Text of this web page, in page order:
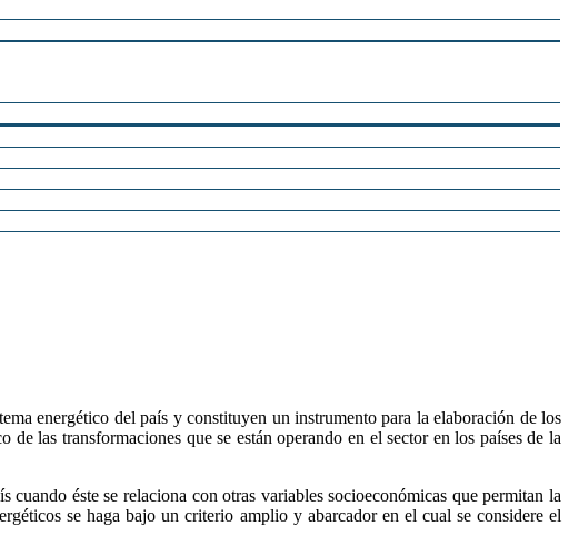
energético del país y constituyen un instrumento para la elaboración de los
las transformaciones que se están operando en el sector en los países de la
éste se relaciona con otras variables socioeconómicas que permitan la
se haga bajo un criterio amplio y abarcador en el cual se considere el